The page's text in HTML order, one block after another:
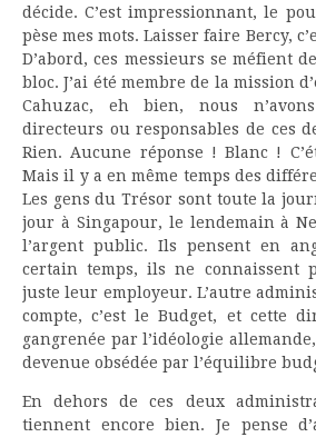
décide. C’est impressionnant, le
pèse mes mots. Laisser faire Bercy,
D’abord, ces messieurs se méfient
bloc. J’ai été membre de la mission
Cahuzac, eh bien, nous
directeurs ou responsables de ces
Rien. Aucune réponse ! Blanc !
Mais il y a en même temps des
Les gens du Trésor sont toute la
jour à Singapour, le lendemain à
l’argent public. Ils pensent en
certain temps, ils ne connaissent
juste leur employeur. L’autre
compte, c’est le Budget, et cette
gangrenée par l’idéologie
devenue obsédée par l’équilibre
En dehors de ces deux
tiennent encore bien. Je pense